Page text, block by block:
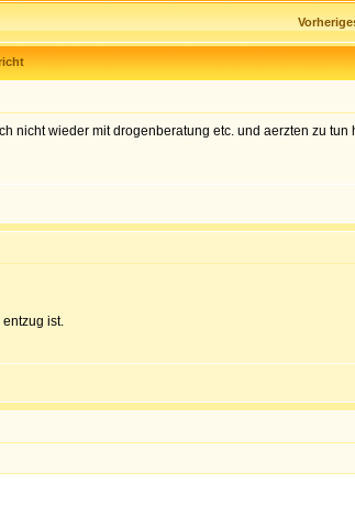
nicht wieder mit drogenberatung etc. und aerzten zu
ist.